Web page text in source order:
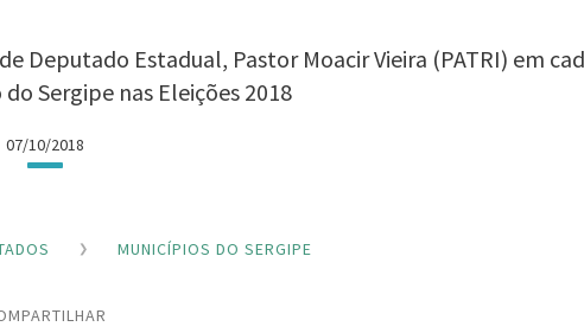
Deputado Estadual, Pastor Moacir Vieira (PATRI) em
Sergipe nas Eleições 2018
07/10/2018
MUNICÍPIOS DO SERGIPE